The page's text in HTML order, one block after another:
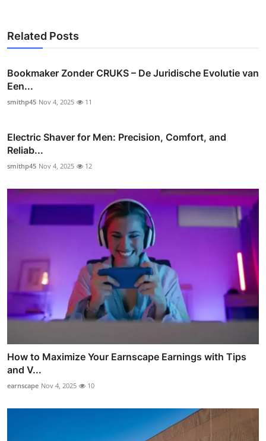
Related Posts
Bookmaker Zonder CRUKS – De Juridische Evolutie van
Een...
smithp45 Nov 4, 2025 11
Electric Shaver for Men: Precision, Comfort, and
Reliab...
smithp45 Nov 4, 2025 12
How to Maximize Your Earnscape Earnings with Tips
and V...
earnscape Nov 4, 2025 10